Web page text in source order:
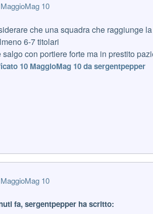
Mag 10
che una squadra che raggiunge
6-7 titolari
salgo con portiere forte ma in prestito
10 MaggioMag 10da sergentpepper
Mag 10
fa, sergentpepper ha scritto: